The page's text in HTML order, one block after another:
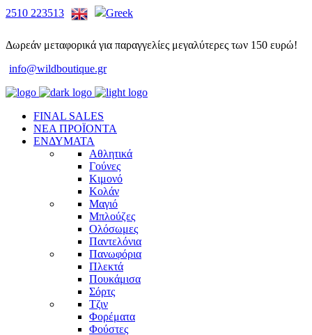
2510 223513
Δωρεάν μεταφορικά για παραγγελίες μεγαλύτερες των 150 ευρώ!
info@wildboutique.gr
FINAL SALES
ΝΕΑ ΠΡΟΪΟΝΤΑ
ΕΝΔΥΜΑΤΑ
Αθλητικά
Γούνες
Κιμονό
Κολάν
Μαγιό
Μπλούζες
Ολόσωμες
Παντελόνια
Πανωφόρια
Πλεκτά
Πουκάμισα
Σόρτς
Τζιν
Φορέματα
Φούστες